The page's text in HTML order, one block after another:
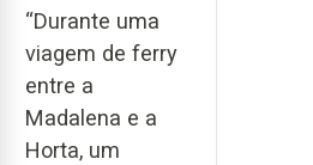
“Durante uma
viagem de ferry
entre a
Madalena e a
Horta, um